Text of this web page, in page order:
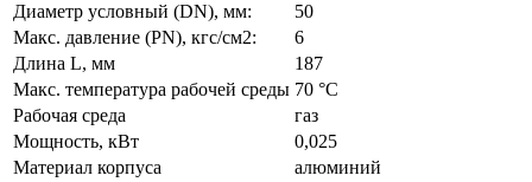
Диаметр условный (DN), мм:
50
Макс. давление (PN), кгс/см2:
6
Длина L, мм
187
Макс. температура рабочей среды 70 °C
Рабочая среда
газ
Мощность, кВт
0,025
Материал корпуса
алюминий